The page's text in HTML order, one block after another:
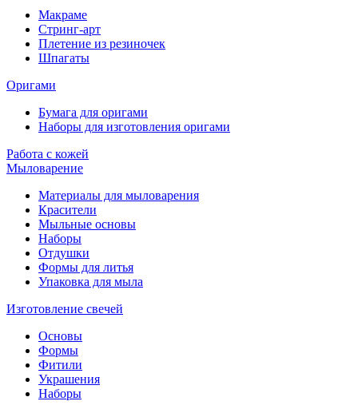
Макраме
Стринг-арт
Плетение из резиночек
Шпагаты
Оригами
Бумага для оригами
Наборы для изготовления оригами
Работа с кожей
Мыловарение
Материалы для мыловарения
Красители
Мыльные основы
Наборы
Отдушки
Формы для литья
Упаковка для мыла
Изготовление свечей
Основы
Формы
Фитили
Украшения
Наборы